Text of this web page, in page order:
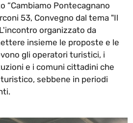
“Cambiamo Pontecagnano
53, Convegno dal tema "Il
organizzato da
insieme le proposte e le
gli operatori turistici, i
e i comuni cittadini che
sebbene in periodi